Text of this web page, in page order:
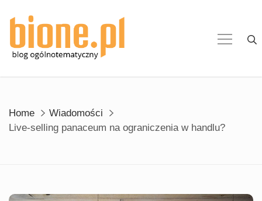
Home
Wiadomości
Live-selling panaceum na ograniczenia w handlu?